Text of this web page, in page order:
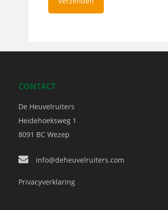
CONTACT
De Heuvelruiters
Heidehoeksweg 1
8091 BC Wezep
info@deheuvelruiters.com
Privacyverklaring